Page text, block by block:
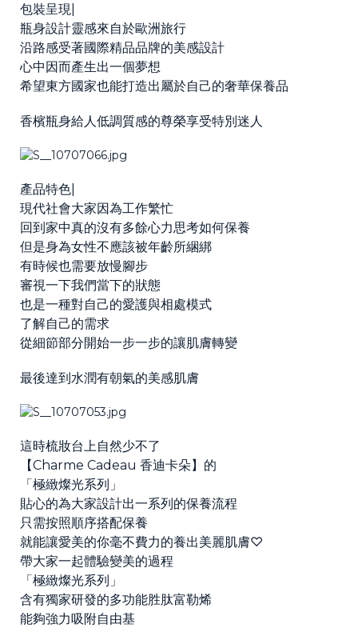
包裝呈現|
瓶身設計靈感來自於歐洲旅行
沿路感受著國際精品品牌的美感設計
心中因而產生出一個夢想
希望東方國家也能打造出屬於自己的奢華保養品
香檳瓶身給人低調質感的尊榮享受特別迷人
產品特色|
現代社會大家因為工作繁忙
回到家中真的沒有多餘心力思考如何保養
但是身為女性不應該被年齡所綑綁
有時候也需要放慢腳步
審視一下我們當下的狀態
也是一種對自己的愛護與相處模式
了解自己的需求
從細節部分開始一步一步的讓肌膚轉變
最後達到水潤有朝氣的美感肌膚
這時梳妝台上自然少不了
【Charme Cadeau 香迪卡朵】的
「極緻燦光系列」
貼心的為大家設計出一系列的保養流程
只需按照順序搭配保養
就能讓愛美的你毫不費力的養出美麗肌膚♡
帶大家一起體驗變美的過程
「極緻燦光系列」
含有獨家研發的多功能胜肽富勒烯
能夠強力吸附自由基